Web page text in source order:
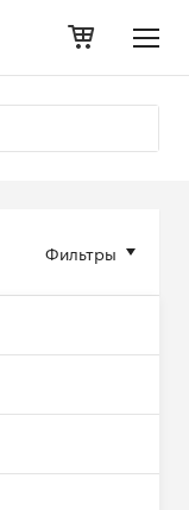
Фильтры